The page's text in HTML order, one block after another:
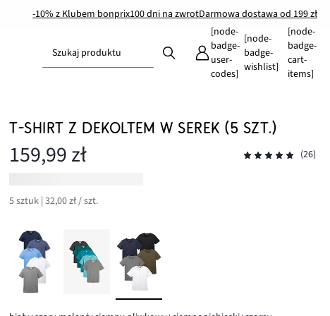
-10% z Klubem bonprix100 dni na zwrotDarmowa dostawa od 199 zł
Szukaj produktu
[node-
badge-
user-
codes]
[node-
badge-
wishlist]
[node-
badge-
cart-
items]
T-SHIRT Z DEKOLTEM W SEREK (5 SZT.)
159,99 zł (26)
5 sztuk | 32,00 zł / szt.